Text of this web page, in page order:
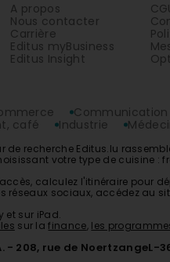
A propos
Nous contacter
Carrière
Editus myBusiness
Editus Insight
café Industrie
recherche Editus.lu
votre type de cuisine :
calculez l'itinéraire pour
sociaux, accédez au
et sur iPad.
sur lafinance, les
208, rue de NoertzangeL-